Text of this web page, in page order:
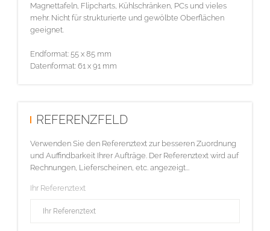
Magnettafeln, Flipcharts, Kühlschränken, PCs und vieles
mehr. Nicht für strukturierte und gewölbte Oberflächen
geeignet.
Endformat: 55 x 85 mm
Datenformat: 61 x 91 mm
REFERENZFELD
Verwenden Sie den Referenztext zur besseren Zuordnung
und Auffindbarkeit Ihrer Aufträge. Der Referenztext wird auf
Rechnungen, Lieferscheinen, etc. angezeigt...
Ihr Referenztext